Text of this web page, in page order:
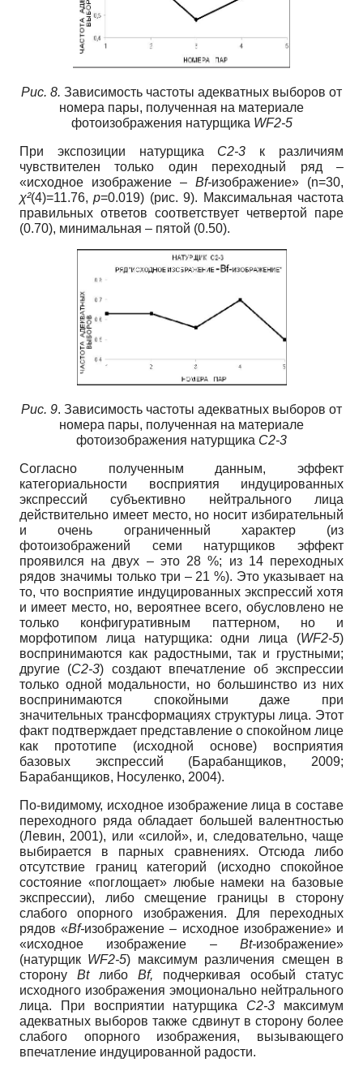
Рис. 8. Зависимость частоты адекватных выборов от
номера пары, полученная на материале
фотоизображения натурщика WF2-5
При экспозиции натурщика C2-3 к различиям
чувствителен только один переходный ряд –
«исходное изображение – Bf-изображение» (n=30,
χ²(4)=11.76,p=0.019) (рис. 9). Максимальная частота
правильных ответов соответствует четвертой паре
(0.70), минимальная – пятой (0.50).
Рис. 9. Зависимость частоты адекватных выборов от
номера пары, полученная на материале
фотоизображения натурщика C2-3
Согласно полученным данным, эффект
категориальности восприятия индуцированных
экспрессий субъективно нейтрального лица
действительно имеет место, но носит избирательный
и очень ограниченный характер (из
фотоизображений семи натурщиков эффект
проявился на двух – это 28 %; из 14 переходных
рядов значимы только три – 21 %). Это указывает на
то, что восприятие индуцированных экспрессий хотя
и имеет место, но, вероятнее всего, обусловлено не
только конфигуративным паттерном, но и
морфотипом лица натурщика: одни лица (WF2-5)
воспринимаются как радостными, так и грустными;
другие (C2-3) создают впечатление об экспрессии
только одной модальности, но большинство из них
воспринимаются спокойными даже при
значительных трансформациях структуры лица. Этот
факт подтверждает представление о спокойном лице
как прототипе (исходной основе) восприятия
базовых экспрессий (Барабанщиков, 2009;
Барабанщиков, Носуленко, 2004).
По-видимому, исходное изображение лица в составе
переходного ряда обладает большей валентностью
(Левин, 2001), или «силой», и, следовательно, чаще
выбирается в парных сравнениях. Отсюда либо
отсутствие границ категорий (исходно спокойное
состояние «поглощает» любые намеки на базовые
экспрессии), либо смещение границы в сторону
слабого опорного изображения. Для переходных
рядов «Bf-изображение – исходное изображение» и
«исходное изображение – Bt-изображение»
(натурщик WF2-5) максимум различения смещен в
сторону Btлибо Bf, подчеркивая особый статус
исходного изображения эмоционально нейтрального
лица. При восприятии натурщика C2-3 максимум
адекватных выборов также сдвинут в сторону более
слабого опорного изображения, вызывающего
впечатление индуцированной радости.